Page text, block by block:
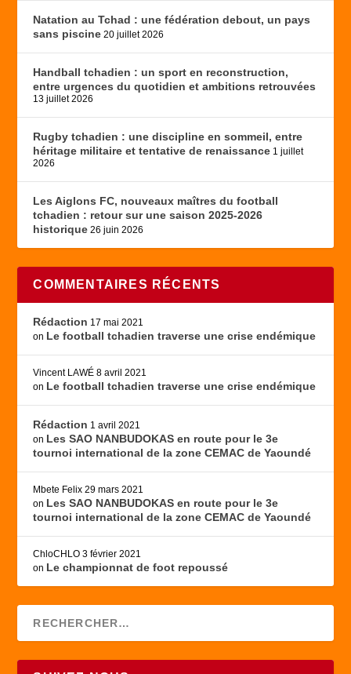
Natation au Tchad : une fédération debout, un pays
sans piscine 20 juillet 2026
Handball tchadien : un sport en reconstruction,
entre urgences du quotidien et ambitions retrouvées
13 juillet 2026
Rugby tchadien : une discipline en sommeil, entre
héritage militaire et tentative de renaissance 1 juillet
2026
Les Aiglons FC, nouveaux maîtres du football
tchadien : retour sur une saison 2025-2026
historique 26 juin 2026
COMMENTAIRES RÉCENTS
Rédaction 17 mai 2021
on Le football tchadien traverse une crise endémique
Vincent LAWÉ 8 avril 2021
on Le football tchadien traverse une crise endémique
Rédaction 1 avril 2021
on Les SAO NANBUDOKAS en route pour le 3e
tournoi international de la zone CEMAC de Yaoundé
Mbete Felix 29 mars 2021
on Les SAO NANBUDOKAS en route pour le 3e
tournoi international de la zone CEMAC de Yaoundé
ChloCHLO 3 février 2021
on Le championnat de foot repoussé